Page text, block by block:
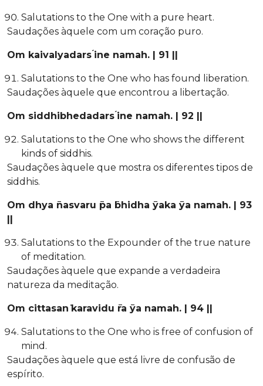
Salutations to the One with a pure heart.
Saudações àquele com um coração puro.
Om kaivalyadars ́ine namah. | 91 ||
Salutations to the One who has found liberation.
Saudações àquele que encontrou a libertação.
Om siddhibhedadars ́ine namah. | 92 ||
Salutations to the One who shows the different
kinds of siddhis.
Saudações àquele que mostra os diferentes tipos de
siddhis.
Om dhya ̄nasvaru ̄pa ̄bhidha ̄yaka ̄ya namah. | 93
||
Salutations to the Expounder of the true nature
of meditation.
Saudações àquele que expande a verdadeira
natureza da meditação.
Om cittasan ̇karavidu ̄ra ̄ya namah. | 94 ||
Salutations to the One who is free of confusion of
mind.
Saudações àquele que está livre de confusão de
espírito.